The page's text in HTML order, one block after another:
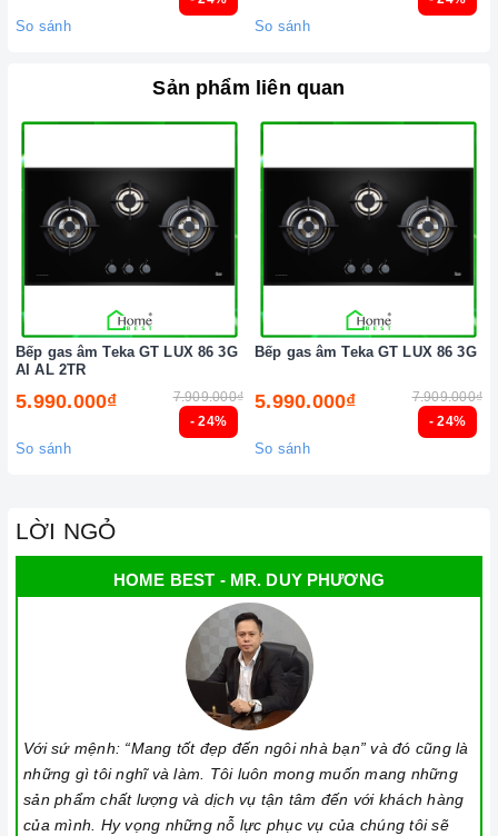
đa dạng các dòng
bếp gas TEKA
nổi tiếng, cam kết về chất
mang đến cho quý khách hàng dịch vụ chăm sóc khách hàng
Home Best Care - Trung tâm bảo trì, sửa
chữa thiết bị nhà bếp cao cấp
Ảnh minh họa
So sánh So sánh
Sản phẩm liên quan
- 24%
Bếp gas âm Teka GT LUX 86 3G
AI AL 2TR
5.990.000₫ 7.909.000₫
So sánh
- 24%
Bếp gas âm Teka GT LUX 86 3G
5.990.000₫ 7.909.000₫
So sánh
LỜI NGỎ
HOME BEST - MR. DUY PHƯƠNG
Với sứ mệnh: “Mang tốt đẹp đến ngôi nhà bạn” và đó cũng là
những gì tôi nghĩ và làm. Tôi luôn mong muốn mang những
sản phẩm chất lượng và dịch vụ tận tâm đến với khách hàng
của mình. Hy vọng những nỗ lực phục vụ của chúng tôi sẽ